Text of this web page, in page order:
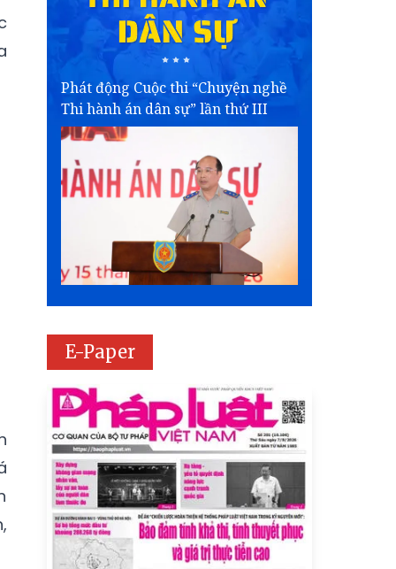
Phát động Cuộc thi “Chuyện nghề
Thi hành án dân sự” lần thứ III
E-Paper